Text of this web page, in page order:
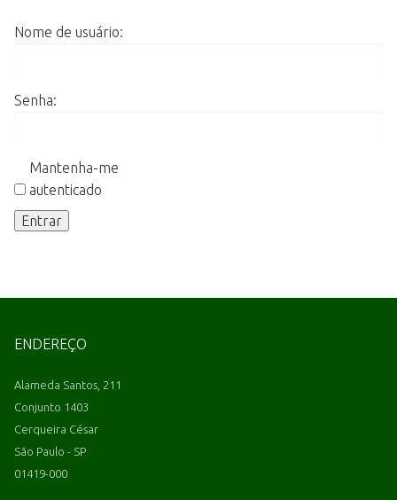
Nome de usuário:
Senha:
Mantenha-me
autenticado
Entrar
ENDEREÇO
Alameda Santos, 211
Conjunto 1403
Cerqueira César
São Paulo - SP
01419-000